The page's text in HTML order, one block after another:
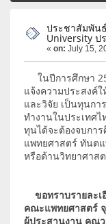
ประชาสัมพัน
University ป
« on: July 15,
ในปีการศึกษา
แจ้งความประสงค์
และวิจัย เป็นทุนกา
ทำงานในประเทศ
ทุนได้จะต้องจบกา
แพทยศาสตร์ ทันต
หรือด้านวิทยาศาส
ขอทราบรายละเ
คณะแพทยศาสตร์
ผู้ประสานงาน คุณ